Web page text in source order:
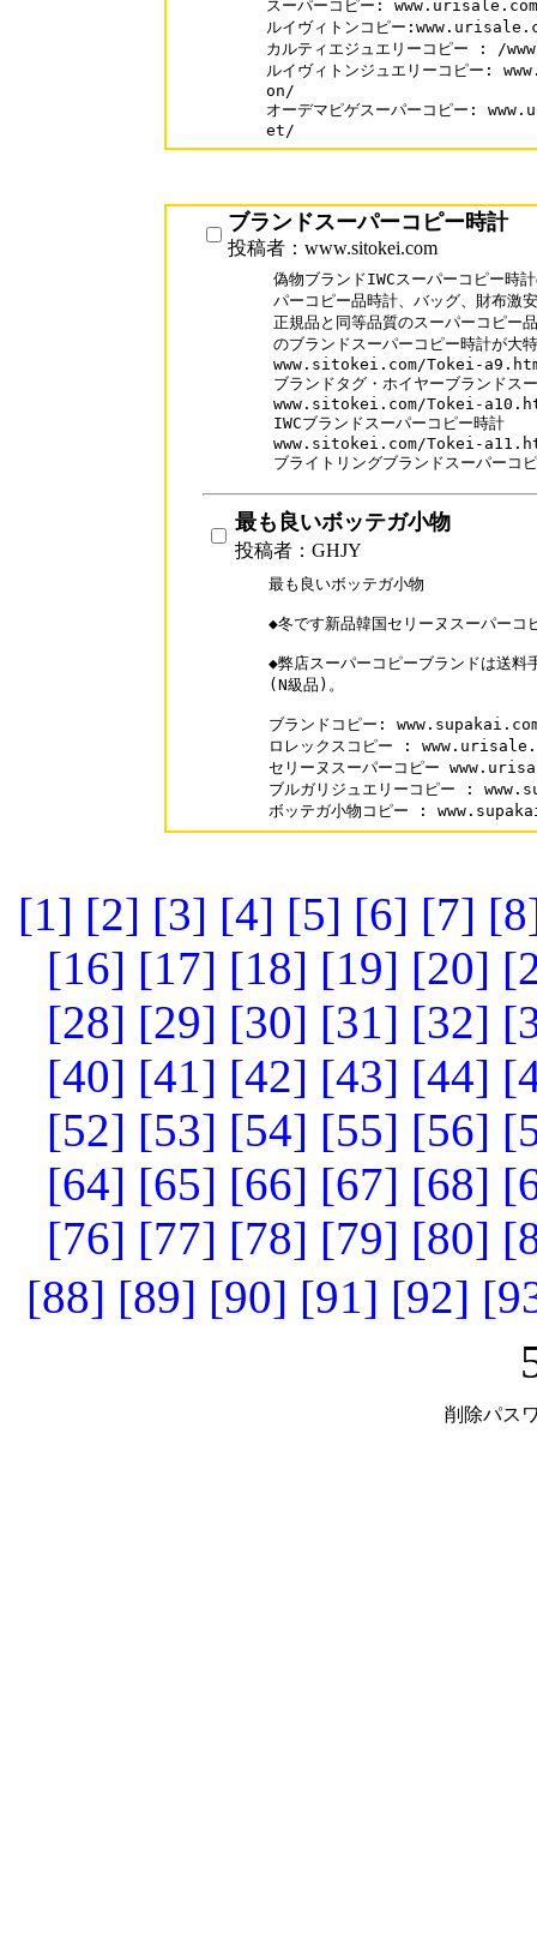
スーパーコピー: www.urisale.com
ルイヴィトンコピー
カルティエジュエリーコピー :
ルイヴィトンジュエリーコピー
on/
オーデマピゲスーパーコピー:
et/
ブランドスーパーコピー時計
投稿者：www.sitokei.com
偽物ブランドIWCスーパーコピー時
パーコピー品時計、バッグ、財布
正規品と同等品質のスーパーコピー
のブランドスーパーコピー時計が大
www.sitokei.com/Tokei-
ブランドタグ・ホイヤーブランドス
www.sitokei.com/Tokei-
IWCブランドスーパーコピー時計
www.sitokei.com/Tokei-
最も良いボッテガ小物
投稿者：GHJY
最も良いボッテガ小物
◆冬です新品韓国セリーヌスーパーコ
◆弊店スーパーコピーブランドは送料
(N級品)。
ブランドコピー:
ロレックスコピー :
セリーヌスーパーコピー
ブルガリジュエリーコピー :
[1] [2] [3] [4] [5] [6] [7]
[16] [17] [18] [19] [20]
[28] [29] [30] [31] [32]
[40] [41] [42] [43] [44]
[52] [53] [54] [55] [56]
[64] [65] [66] [67] [68]
[76] [77] [78] [79] [80]
[88] [89] [90] [91] [92]
削除パス